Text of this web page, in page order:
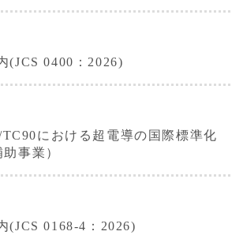
(JCS 0400：2026)
における超電導の国際標準化
事業）
(JCS 0168-4：2026)